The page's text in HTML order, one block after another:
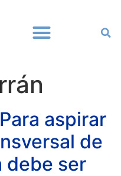
aspirar
de
debe ser